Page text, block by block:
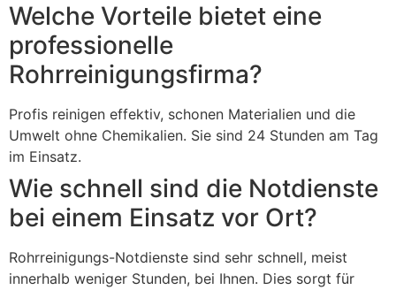
Welche Vorteile bietet eine
professionelle
Rohrreinigungsfirma?
Profis reinigen effektiv, schonen Materialien und die
Umwelt ohne Chemikalien. Sie sind 24 Stunden am Tag
im Einsatz.
Wie schnell sind die Notdienste
bei einem Einsatz vor Ort?
Rohrreinigungs-Notdienste sind sehr schnell, meist
innerhalb weniger Stunden, bei Ihnen. Dies sorgt für